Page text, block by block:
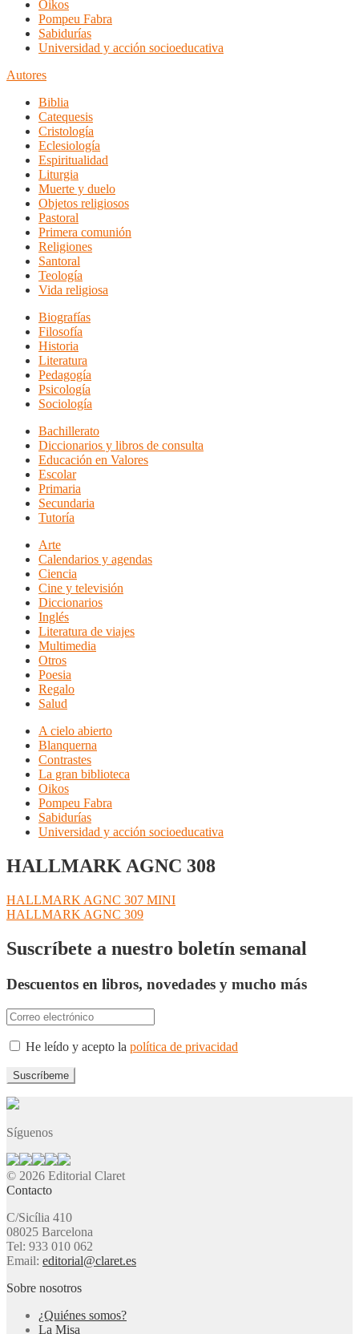
Oikos
Pompeu Fabra
Sabidurías
Universidad y acción socioeducativa
Autores
Biblia
Catequesis
Cristología
Eclesiología
Espiritualidad
Liturgia
Muerte y duelo
Objetos religiosos
Pastoral
Primera comunión
Religiones
Santoral
Teología
Vida religiosa
Biografías
Filosofía
Historia
Literatura
Pedagogía
Psicología
Sociología
Bachillerato
Diccionarios y libros de consulta
Educación en Valores
Escolar
Primaria
Secundaria
Tutoría
Arte
Calendarios y agendas
Ciencia
Cine y televisión
Diccionarios
Inglés
Literatura de viajes
Multimedia
Otros
Poesia
Regalo
Salud
A cielo abierto
Blanquerna
Contrastes
La gran biblioteca
Oikos
Pompeu Fabra
Sabidurías
Universidad y acción socioeducativa
HALLMARK AGNC 308
Navegación
de
entradas
Anterior:
HALLMARK AGNC 307 MINI
Siguiente:
HALLMARK AGNC 309
Suscríbete a nuestro boletín semanal
Descuentos en libros, novedades y mucho más
He leído y acepto la política de privacidad
Síguenos
© 2026 Editorial Claret
Contacto
C/Sicília 410
08025 Barcelona
Tel: 933 010 062
Email: editorial@claret.es
Sobre nosotros
¿Quiénes somos?
La Misa